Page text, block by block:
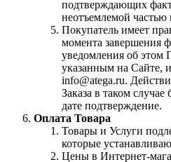
подтверждающих
неотъемлемой частью
Покупатель имеет
момента завершения
уведомления об этом
указанным на Сайте,
info@atega.ru.
Заказа в таком случае
дате подтверждение.
Оплата Товара
Товары и Услуги
которые
Цены в Интернет-